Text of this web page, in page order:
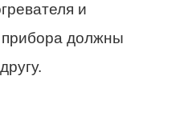
и
должны